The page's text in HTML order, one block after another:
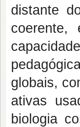
distante
coerente,
globais,
ativas
biologia